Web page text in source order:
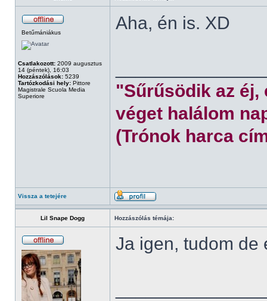
Betűmániákus
Csatlakozott: 2009 augusztus
14 (péntek), 16:03
Hozzászólások: 5239
Tartózkodási hely: Pittore
Magistrale Scuola Media
Superiore
Aha, én is. XD
"Sűrűsödik az éj,
véget halálom
(Trónok harca
Vissza a tetejére
Lil Snape Dogg Hozzászólás témája:
Ja igen, tudom de